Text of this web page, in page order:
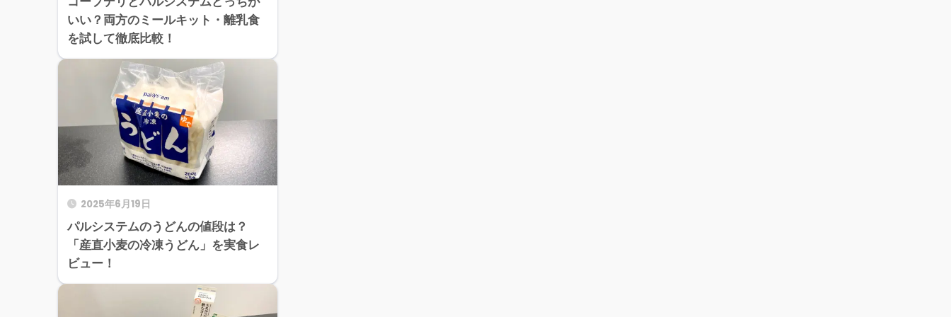
いい？両方のミールキット・離乳食
を試して徹底比較！
2025年6月19日
パルシステムのうどんの値段は？
「産直小麦の冷凍うどん」を実食レ
ビュー！